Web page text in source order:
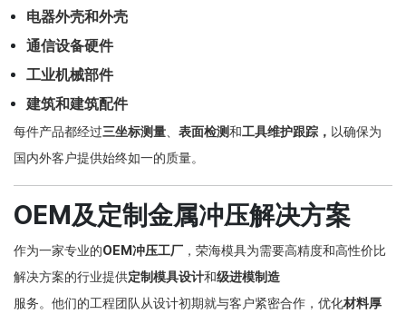
电器外壳和外壳
通信设备硬件
工业机械部件
建筑和建筑配件
每件产品都经过三坐标测量、 表面检测和工具维护跟踪， 以确保为
国内外客户提供始终如一的质量。
OEM及定制金属冲压解决方案
作为一家专业的OEM冲压工厂 ，荣海模具为需要高精度和高性价比
解决方案的行业提供定制模具设计和级进模制造
服务。他们的工程团队从设计初期就与客户紧密合作，优化材料厚